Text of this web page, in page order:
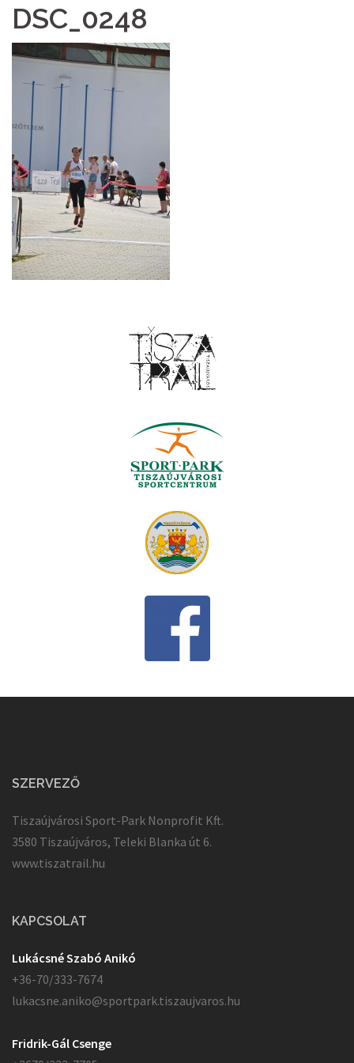
DSC_0248
SZERVEZŐ
Tiszaújvárosi Sport-Park Nonprofit Kft.
3580 Tiszaújváros, Teleki Blanka út 6.
www.tiszatrail.hu
KAPCSOLAT
Lukácsné Szabó Anikó
+36-70/333-7674
lukacsne.aniko@sportpark.tiszaujvaros.hu
Fridrik-Gál Csenge